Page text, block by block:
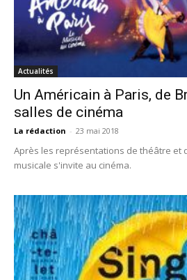
Actualités
Un Américain à Paris, de
salles de cinéma
La rédaction - 23 mai 2018
Après les représentations de théâtre et
musicale s'invite au cinéma.